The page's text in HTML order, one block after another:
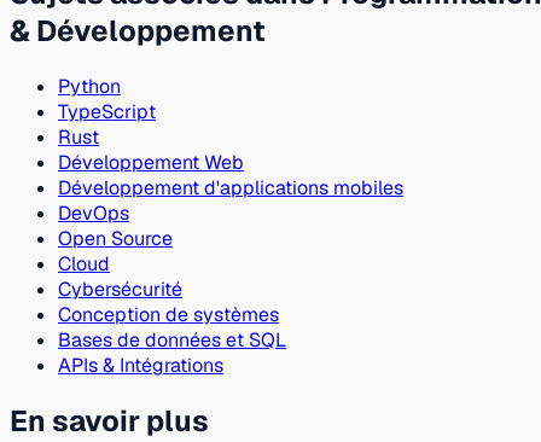
& Développement
Python
TypeScript
Rust
Développement Web
Développement d'applications mobiles
DevOps
Open Source
Cloud
Cybersécurité
Conception de systèmes
Bases de données et SQL
APIs & Intégrations
En savoir plus